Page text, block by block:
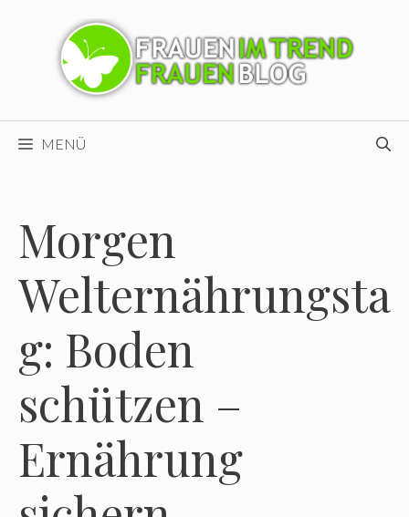
MENÜ
Morgen
Welternährungsta
g: Boden
schützen –
Ernährung